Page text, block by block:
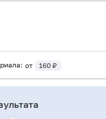
от 160 ₽